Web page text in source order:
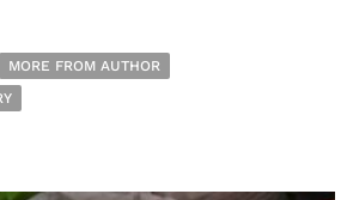
MORE FROM AUTHOR